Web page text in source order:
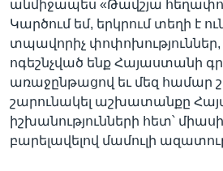
անմիջապես «Թավշյա
Կարծում եմ, երկրում տեղի է
տպավորիչ փոփոխություններ,
ոգեշնչված ենք Հայաստանի
առաջընթացով եւ մեզ համար
շարունակել աշխատանքը
իշխանությունների հետ՝
բարելավելով մամուլի